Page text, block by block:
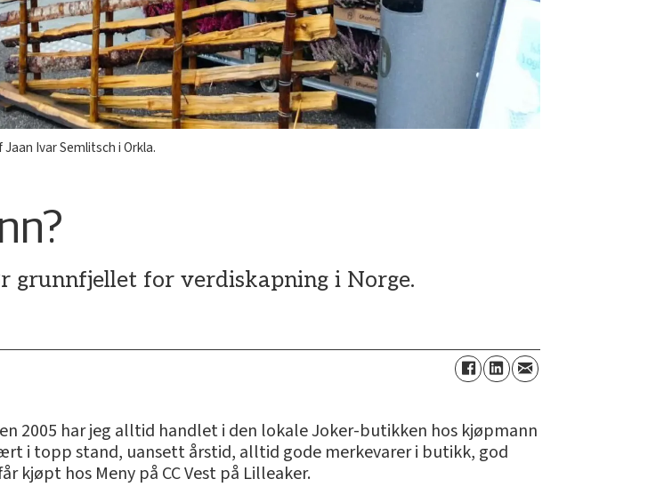
Ivar Semlitsch i Orkla.
grunnfjellet for verdiskapning i Norge.
2005 har jeg alltid handlet i den lokale Joker-butikken hos kjøpmann
i topp stand, uansett årstid, alltid gode merkevarer i butikk, god
kjøpt hos Meny på CC Vest på Lilleaker.